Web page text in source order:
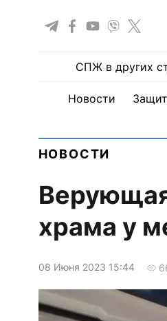
СПЖ в других
Новости
НОВОСТИ
храма у
08 Июня 2023 15:44